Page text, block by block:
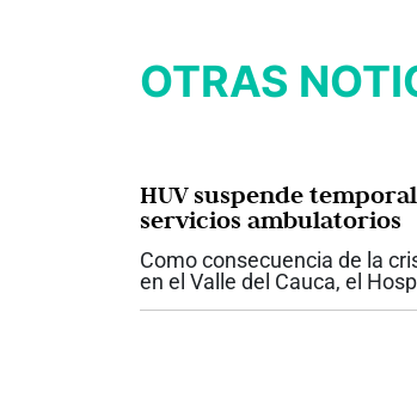
OTRAS
HUV suspende
servicios ambulatorios
Como consecuencia de la
en el Valle del Cauca, el